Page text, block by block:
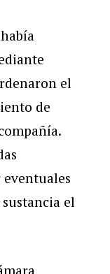
el
de
el